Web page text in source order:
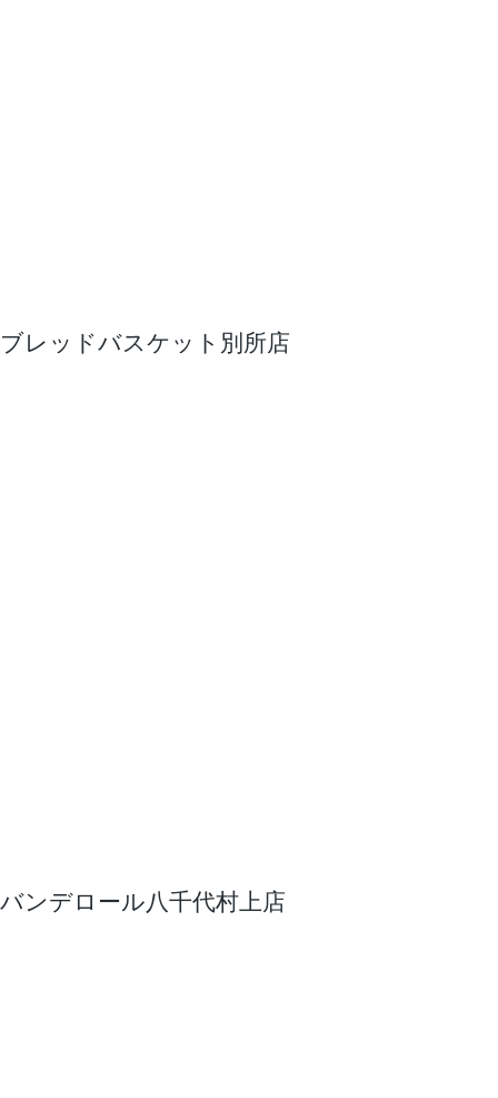
ブレッドバスケット別所店
バンデロール八千代村上店